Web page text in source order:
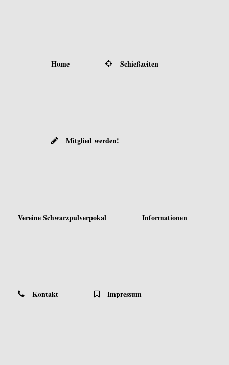
Home Schießzeiten
Mitglied werden!
Vereine Schwarzpulverpokal Informationen
Kontakt Impressum